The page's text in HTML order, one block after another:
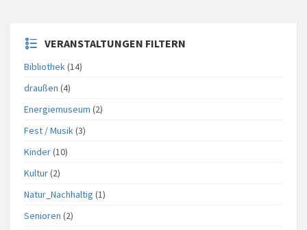
VERANSTALTUNGEN FILTERN
Bibliothek(14)
draußen (4)
Energiemuseum (2)
Fest / Musik(3)
Kinder(10)
Kultur(2)
Natur_Nachhaltig (1)
Senioren (2)